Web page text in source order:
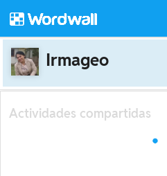
Irmageo
Actividades compartidas